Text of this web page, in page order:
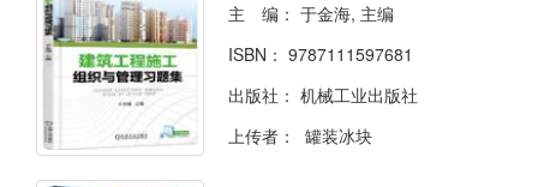
主 编： 于金海, 主编
ISBN： 9787111597681
出版社： 机械工业出版社
上传者：
罐装冰块